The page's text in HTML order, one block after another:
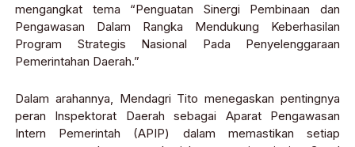
mengangkat tema “Penguatan Sinergi Pembinaan dan
Pengawasan Dalam Rangka Mendukung Keberhasilan
Program Strategis Nasional Pada Penyelenggaraan
Pemerintahan Daerah.”
Dalam arahannya, Mendagri Tito menegaskan pentingnya
peran Inspektorat Daerah sebagai Aparat Pengawasan
Intern Pemerintah (APIP) dalam memastikan setiap